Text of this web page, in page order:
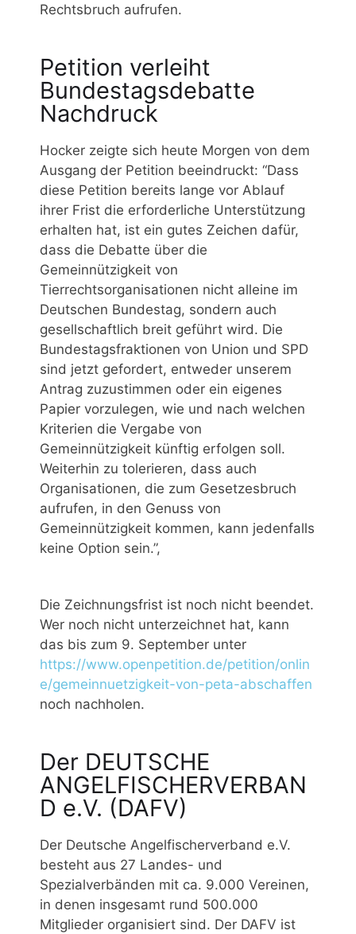
Rechtsbruch aufrufen.
Petition verleiht
Bundestagsdebatte
Nachdruck
Hocker zeigte sich heute Morgen von dem
Ausgang der Petition beeindruckt: “Dass
diese Petition bereits lange vor Ablauf
ihrer Frist die erforderliche Unterstützung
erhalten hat, ist ein gutes Zeichen dafür,
dass die Debatte über die
Gemeinnützigkeit von
Tierrechtsorganisationen nicht alleine im
Deutschen Bundestag, sondern auch
gesellschaftlich breit geführt wird. Die
Bundestagsfraktionen von Union und SPD
sind jetzt gefordert, entweder unserem
Antrag zuzustimmen oder ein eigenes
Papier vorzulegen, wie und nach welchen
Kriterien die Vergabe von
Gemeinnützigkeit künftig erfolgen soll.
Weiterhin zu tolerieren, dass auch
Organisationen, die zum Gesetzesbruch
aufrufen, in den Genuss von
Gemeinnützigkeit kommen, kann jedenfalls
keine Option sein.”,
Die Zeichnungsfrist ist noch nicht beendet.
Wer noch nicht unterzeichnet hat, kann
das bis zum 9. September unter
https://www.openpetition.de/petition/onlin
e/gemeinnuetzigkeit-von-peta-abschaffen
noch nachholen.
Der DEUTSCHE
ANGELFISCHERVERBAN
D e.V. (DAFV)
Der Deutsche Angelfischerverband e.V.
besteht aus 27 Landes- und
Spezialverbänden mit ca. 9.000 Vereinen,
in denen insgesamt rund 500.000
Mitglieder organisiert sind. Der DAFV ist